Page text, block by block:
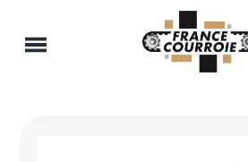
Panneau de gestion des cookies